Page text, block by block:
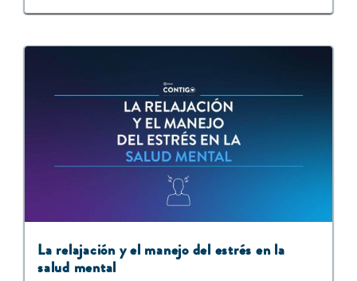
La relajación y el manejo del estrés en la
salud mental